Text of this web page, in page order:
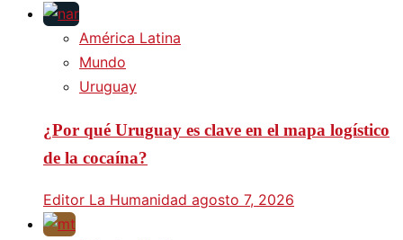
América Latina
Mundo
Uruguay
¿Por qué Uruguay es clave en el mapa logístico
de la cocaína?
Editor La Humanidad agosto 7, 2026